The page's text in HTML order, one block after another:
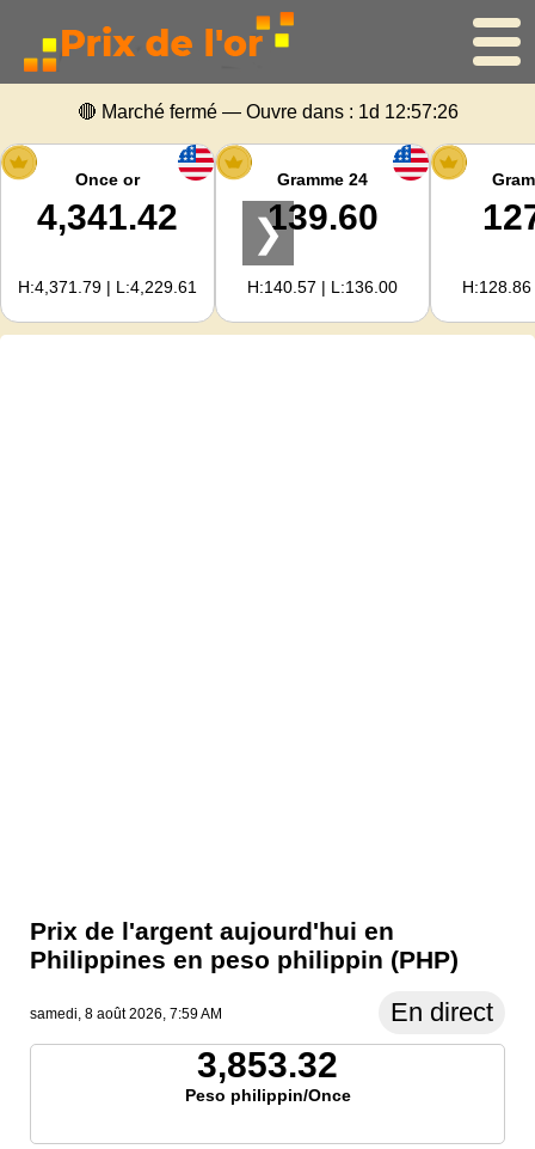
Accueil
Cours de l'or
Cours de l'argent
Calculateur d'or
🔴 Marché fermé — Ouvre dans : 1d 12:57:26
Once or
4,341.42
H:4,371.79 | L:4,229.61
Gramme 24
139.60
H:140.57 | L:136.00
❯
Prix ​​de l'argent aujourd'hui en
Philippines en peso philippin (PHP)
samedi, 8 août 2026, 7:59 AM En direct
3,853.32
Peso philippin/Once